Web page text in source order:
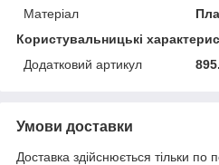
Матеріал
Користувальницькі
Додатковий артикул
Умови доставки
Доставка здійснюється тільки по